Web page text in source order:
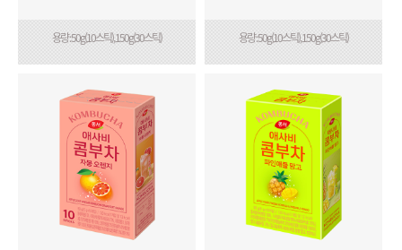
용량 : 50g(10스틱), 150g(30스틱) 용량 : 50g(10스틱), 150g(30스틱)